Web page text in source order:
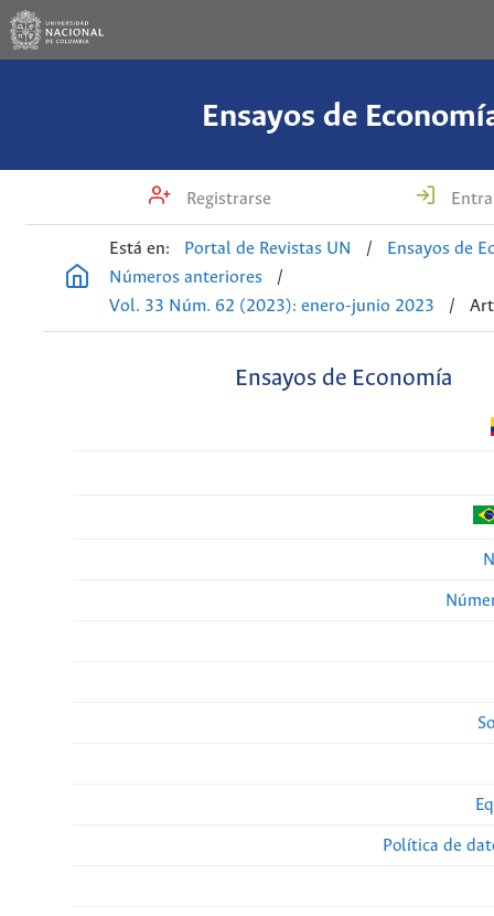
Ensayos de
Registrarse
Está en: Portal de Revistas UN /
Ensayos de
Números anteriores
/
Vol. 33 Núm. 62 (2023): enero-junio 2023
/
Ensayos de Economía
Política de